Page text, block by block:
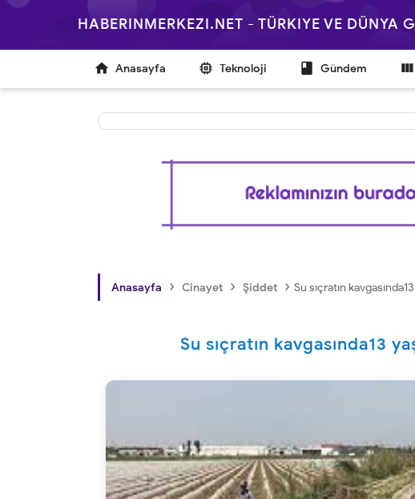
HABERINMERKEZI.NET - TÜRKIYE VE DÜNYA
 Anasayfa  Teknoloji  Gündem 
Anasayfa › Cinayet › Şiddet › Su sıçratın
Su sıçratın kavgasında13